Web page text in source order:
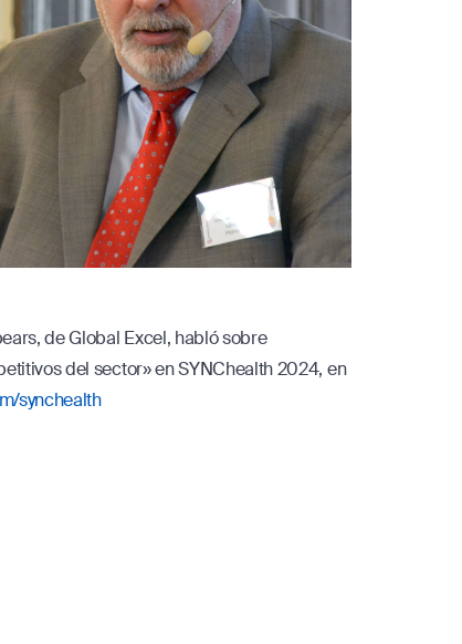
de Global Excel, habló sobre
del sector» en SYNChealth 2024, en
synchealth